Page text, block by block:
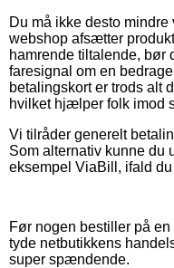
Du må ikke desto
webshop afsætter
hamrende tiltalende, bør
faresignal om en
betalingskort er trods alt
hvilket hjælper folk imod
Vi tilråder generelt
Som alternativ kunne du
eksempel ViaBill, ifald
Før nogen bestiller på
tyde netbutikkens
super spændende.